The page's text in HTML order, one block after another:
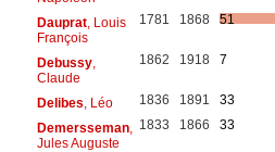
Dauprat, Louis
François
1781 1868 51
Debussy,
Claude
1862 1918 7
Delibes , Léo 1836 1891
33
Demersseman,
Jules Auguste
1833 1866 33